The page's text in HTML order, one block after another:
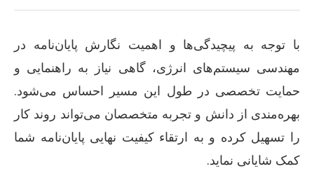
با توجه به پیچیدگی‌ها و اهمیت نگارش پایان‌نامه در
مهندسی سیستم‌های انرژی، گاهی نیاز به راهنمایی و
حمایت تخصصی در طول این مسیر احساس می‌شود.
بهره‌مندی از دانش و تجربه متخصصان می‌تواند روند کار
را تسهیل کرده و به ارتقاء کیفیت نهایی پایان‌نامه شما
کمک شایانی نماید.